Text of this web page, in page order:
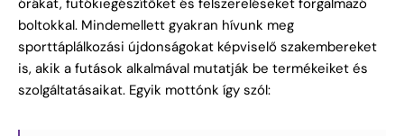
órákat, futókiegészítőket és felszereléseket forgalmazó
boltokkal. Mindemellett gyakran hívunk meg
sporttáplálkozási újdonságokat képviselő szakembereket
is, akik a futások alkalmával mutatják be termékeiket és
szolgáltatásaikat. Egyik mottónk így szól: